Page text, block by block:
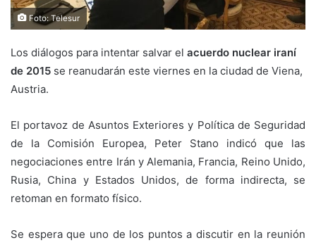
Foto: Telesur
Los diálogos para intentar salvar el acuerdo nuclear iraní
de 2015 se reanudarán este viernes en la ciudad de Viena,
Austria.
El portavoz de Asuntos Exteriores y Política de Seguridad
de la Comisión Europea, Peter Stano indicó que las
negociaciones entre Irán y Alemania, Francia, Reino Unido,
Rusia, China y Estados Unidos, de forma indirecta, se
retoman en formato físico.
Se espera que uno de los puntos a discutir en la reunión